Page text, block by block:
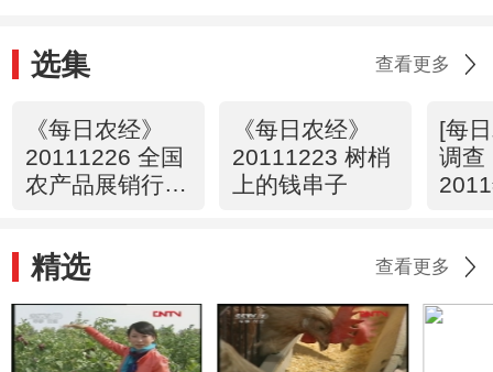
选集 查看更多
《每日农经》
20111226 全国
农产品展销行·
《每日农经》
20111223 树梢
上的钱串子
[每
调查
精选 查看更多